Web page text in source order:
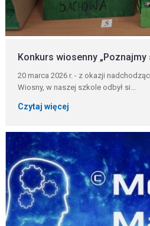
Konkurs wiosenny „Poznajmy
20 marca 2026 r. - z okazji
Wiosny, w naszej szkole odbył si...
Czytaj więcej